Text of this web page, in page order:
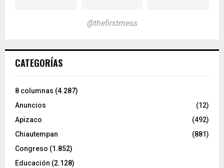
@thefirstmess
CATEGORÍAS
8 columnas (4.287)
Anuncios
(12)
Apizaco
(492)
Chiautempan
(881)
Congreso (1.852)
Educación (2.128)